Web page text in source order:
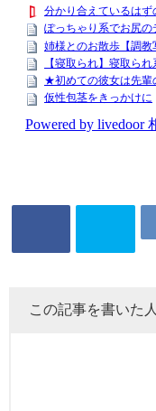
この記事を書いた人